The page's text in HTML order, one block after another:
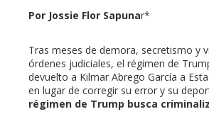
Por Jossie Flor Sapunar*
Tras meses de demora, secretismo y
órdenes judiciales, el régimen de
devuelto a Kilmar Abrego García a
en lugar de corregir su error y su
régimen de Trump busca